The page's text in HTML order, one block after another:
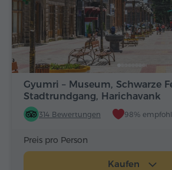
Gyumri – Museum, Schwarze
Stadtrundgang, Harichavank
314 Bewertungen 98%
Preis pro Person
Kaufen